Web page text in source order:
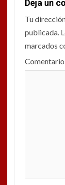
Deja un
Tu
publicada.
marcados
Comentario